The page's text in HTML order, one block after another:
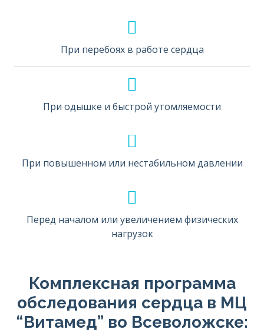
При перебоях в работе сердца
При одышке и быстрой утомляемости
При повышенном или нестабильном давлении
Перед началом или увеличением физических
нагрузок
Комплексная программа
обследования сердца в МЦ
“Витамед” во Всеволожске: